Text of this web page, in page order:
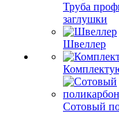
Труба
заглушки
Швеллер
Сотовый